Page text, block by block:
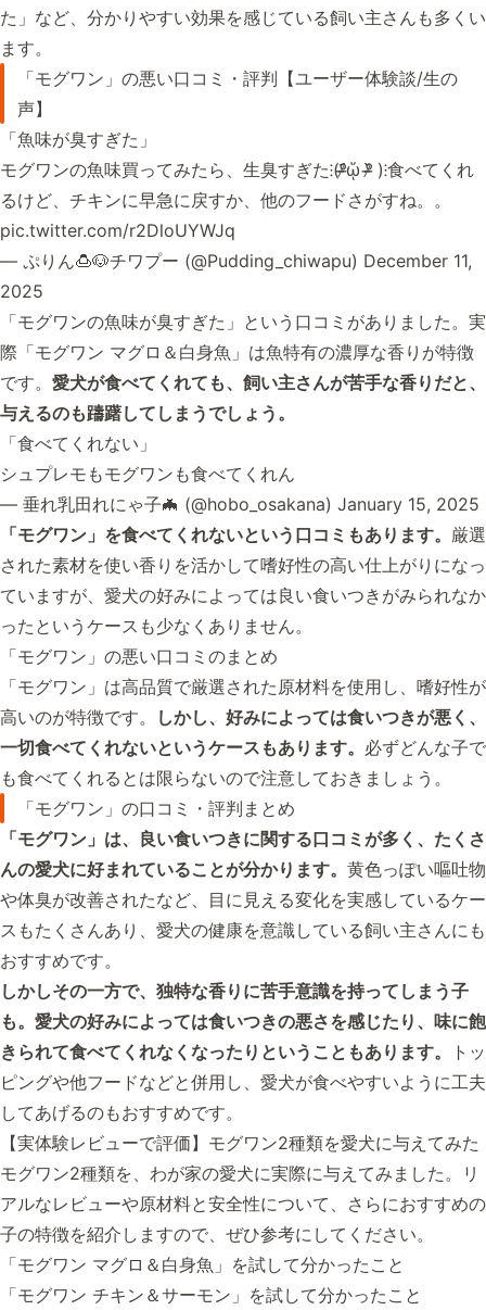
た」など、分かりやすい効果を感じている飼い主さんも多くい
ます。
「モグワン」の悪い口コミ・評判【ユーザー体験談/生の
声】
「魚味が臭すぎた」
モグワンの魚味買ってみたら、生臭すぎた⁝(ᵒ̴̶̷᷄ᾥ ᵒ̴̶̷᷅ )⁝食べてくれ
るけど、チキンに早急に戻すか、他のフードさがすね。。
pic.twitter.com/r2DloUYWJq
— ぷりん🍮🐶チワプー (@Pudding_chiwapu) December 11,
2025
「モグワンの魚味が臭すぎた」という口コミがありました。実
際「モグワン マグロ＆白身魚」は魚特有の濃厚な香りが特徴
です。 愛犬が食べてくれても、飼い主さんが苦手な香りだと、
与えるのも躊躇してしまうでしょう。
「食べてくれない」
シュプレモもモグワンも食べてくれん
— 垂れ乳田れにゃ子🦇 (@hobo_osakana) January 15, 2025
「モグワン」を食べてくれないという口コミもあります。 厳選
された素材を使い香りを活かして嗜好性の高い仕上がりになっ
ていますが、愛犬の好みによっては良い食いつきがみられなか
ったというケースも少なくありません。
「モグワン」の悪い口コミのまとめ
「モグワン」は高品質で厳選された原材料を使用し、嗜好性が
高いのが特徴です。
しかし、好みによっては食いつきが悪く、
一切食べてくれないというケースもあります。 必ずどんな子で
も食べてくれるとは限らないので注意しておきましょう。
「モグワン」の口コミ・評判まとめ
「モグワン」は、良い食いつきに関する口コミが多く、たくさ
んの愛犬に好まれていることが分かります。 黄色っぽい嘔吐物
や体臭が改善されたなど、目に見える変化を実感しているケー
スもたくさんあり、愛犬の健康を意識している飼い主さんにも
おすすめです。
しかしその一方で、独特な香りに苦手意識を持ってしまう子
も。愛犬の好みによっては食いつきの悪さを感じたり、味に飽
きられて食べてくれなくなったりということもあります。
トッ
ピングや他フードなどと併用し、愛犬が食べやすいように工夫
してあげるのもおすすめです。
【実体験レビューで評価】モグワン2種類を愛犬に与えてみた
モグワン2種類を、わが家の愛犬に実際に与えてみました。リ
アルなレビューや原材料と安全性について、さらにおすすめの
子の特徴を紹介しますので、ぜひ参考にしてください。
「モグワン マグロ＆白身魚」を試して分かったこと
「モグワン チキン＆サーモン」を試して分かったこと